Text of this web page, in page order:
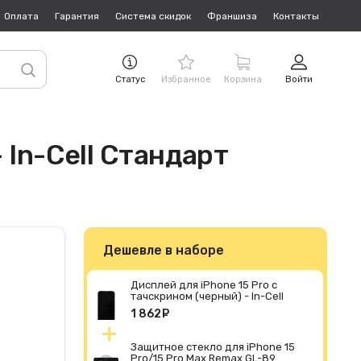
Оплата Гарантия Система скидок Франшиза Контакты
Статус Избранное Корзина Войти
Cell Стандарт
Дешевле в наборе
Дисплей для iPhone 15 Pro с
тачскрином (черный) - In-Cell
Стандарт
1 862
Защитное стекло для iPhone 15
Pro/15 Pro Max Remax GL-89